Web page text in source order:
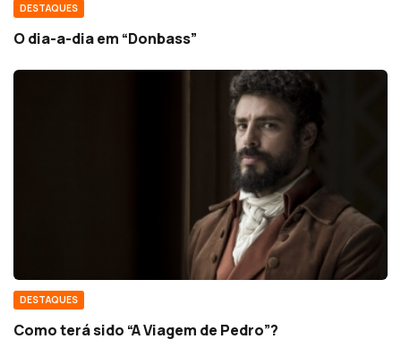
DESTAQUES
O dia-a-dia em “Donbass”
DESTAQUES
Como terá sido “A Viagem de Pedro”?